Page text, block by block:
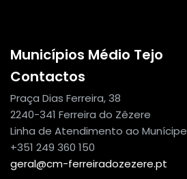
Municípios Médio Tejo
Contactos
Praça Dias Ferreira, 38
2240-341 Ferreira do Zêzere
Linha de Atendimento ao Munícipe
+351 249 360 150
geral@cm-ferreiradozezere.pt